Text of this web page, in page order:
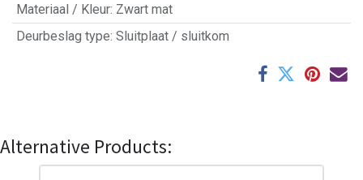
Materiaal / Kleur: Zwart mat
Deurbeslag type: Sluitplaat / sluitkom
Alternative Products: